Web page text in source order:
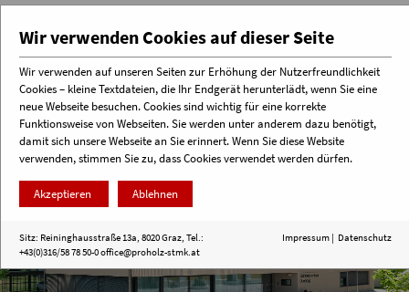
Menü
Wir verwenden Cookies auf dieser Seite
Wir verwenden auf unseren Seiten zur Erhöhung der Nutzerfreundlichkeit
Cookies – kleine Textdateien, die Ihr Endgerät herunterlädt, wenn Sie eine
neue Webseite besuchen. Cookies sind wichtig für eine korrekte
Funktionsweise von Webseiten. Sie werden unter anderem dazu benötigt,
damit sich unsere Webseite an Sie erinnert. Wenn Sie diese Website
verwenden, stimmen Sie zu, dass Cookies verwendet werden dürfen.
Akzeptieren Ablehnen
Sitz: Reininghausstraße 13a, 8020 Graz, Tel.:
+43(0)316/58 78 50-0office@proholz-stmk.at
Impressum| Datenschutz